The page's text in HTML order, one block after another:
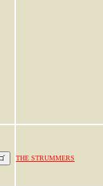
THE STRUMMERS